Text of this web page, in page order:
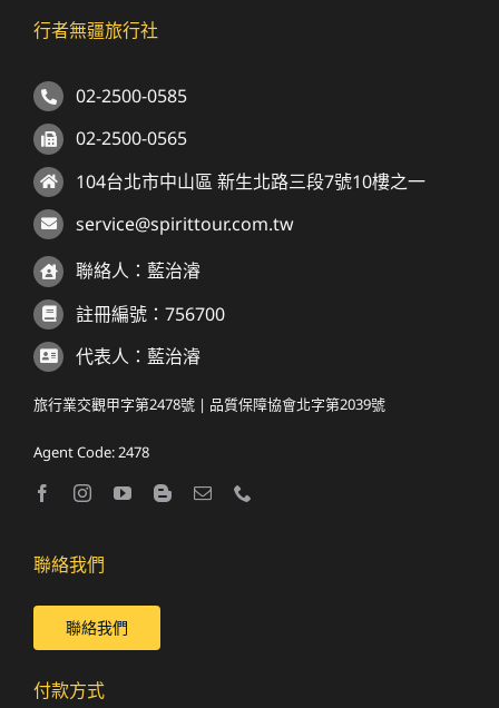
行者無疆旅行社
02-2500-0585
02-2500-0565
104台北市中山區 新生北路三段7號10樓之一
service@spirittour.com.tw
聯絡人：藍治濬
註冊編號：756700
代表人：藍治濬
旅行業交觀甲字第2478號 | 品質保障協會北字第2039號
Agent Code: 2478
聯絡我們
聯絡我們
付款方式